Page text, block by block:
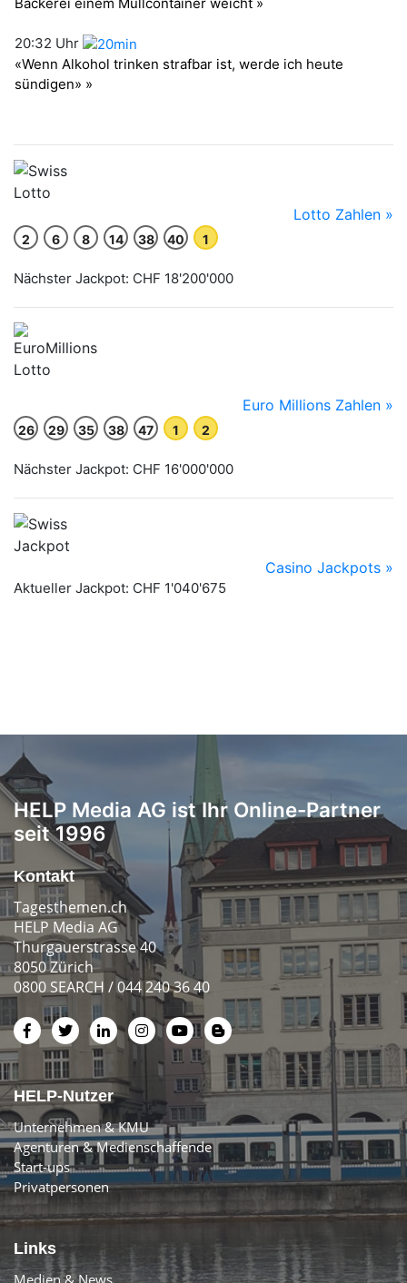
HELP Media AG ist Ihr Online-Partner
seit 1996
Kontakt
Tagesthemen.ch
HELP Media AG
Thurgauerstrasse 40
8050 Zürich
0800 SEARCH / 044 240 36 40
HELP-Nutzer
Unternehmen & KMU
Agenturen & Medienschaffende
Start-ups
Privatpersonen
Links
Medien & News